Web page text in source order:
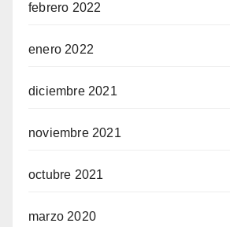
febrero 2022
enero 2022
diciembre 2021
noviembre 2021
octubre 2021
marzo 2020